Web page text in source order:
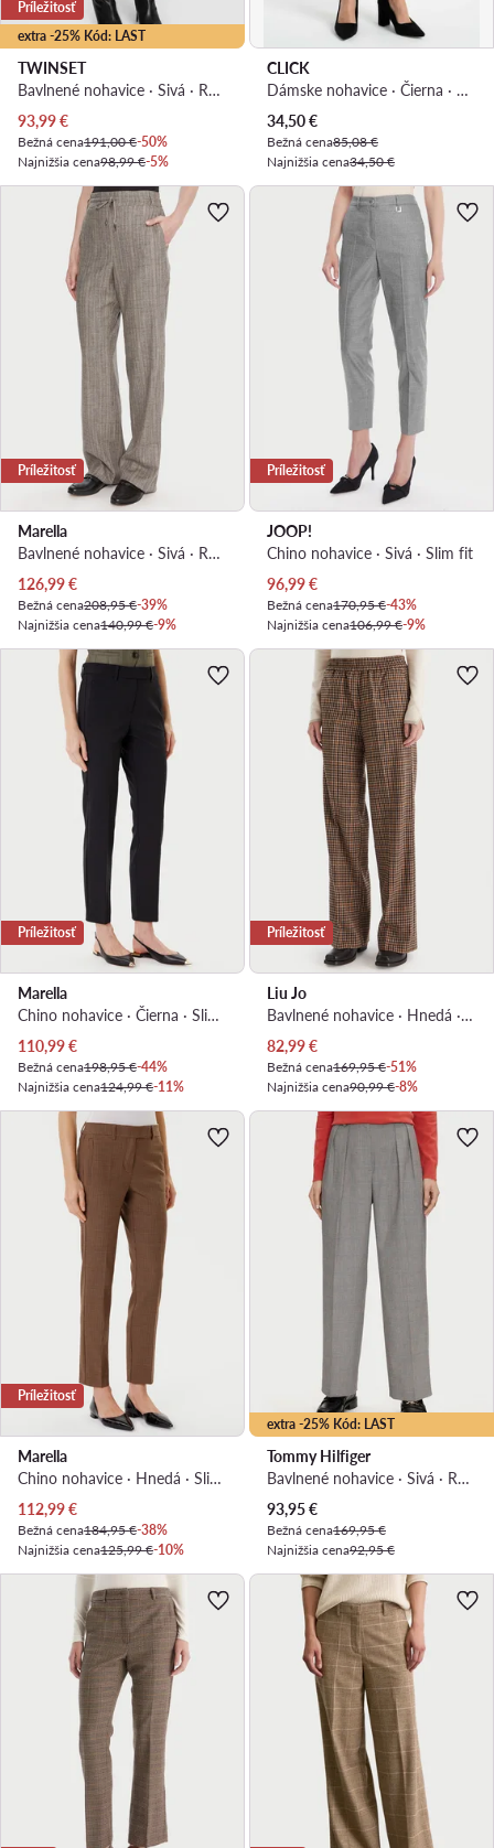
extra -25% Kód: LAST
Príležitosť
TWINSET
Bavlnené nohavice · Sivá · Regular fit
Aktuálna cena
93,99€
Bežná cena191,00 €-50%
Najnižšia cena98,99 €-5%
CLICK
Dámske nohavice · Čierna · Regular fit
Aktuálna cena
34,50€
Bežná cena85,08 €
Najnižšia cena34,50 €
Príležitosť
Marella
Bavlnené nohavice · Sivá · Regular fit
Aktuálna cena
126,99€
Bežná cena208,95 €-39%
Najnižšia cena140,99 €-9%
Príležitosť
JOOP!
Chino nohavice · Sivá · Slim fit
Aktuálna cena
96,99€
Bežná cena170,95 €-43%
Najnižšia cena106,99 €-9%
Príležitosť
Marella
Chino nohavice · Čierna · Slim fit
Aktuálna cena
110,99€
Bežná cena198,95 €-44%
Najnižšia cena124,99 €-11%
Príležitosť
Liu Jo
Bavlnené nohavice · Hnedá · Regular fit
Aktuálna cena
82,99€
Bežná cena169,95 €-51%
Najnižšia cena90,99 €-8%
Príležitosť
Marella
Chino nohavice · Hnedá · Slim fit
Aktuálna cena
112,99€
Bežná cena184,95 €-38%
Najnižšia cena125,99 €-10%
extra -25% Kód: LAST
Tommy Hilfiger
Bavlnené nohavice · Sivá · Relaxed fit
Aktuálna cena
93,95€
Bežná cena169,95 €
Najnižšia cena92,95 €